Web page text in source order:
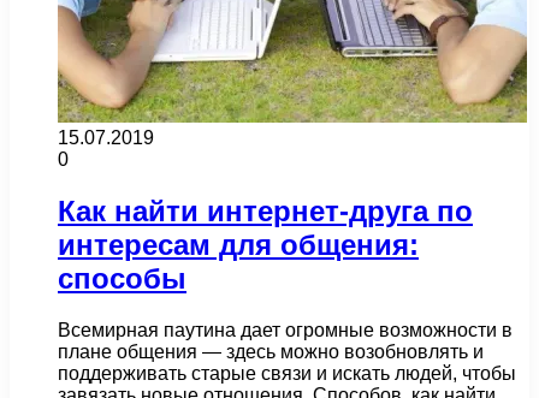
15.07.2019
0
Как найти интернет-друга по
интересам для общения:
способы
Всемирная паутина дает огромные возможности в
плане общения — здесь можно возобновлять и
поддерживать старые связи и искать людей, чтобы